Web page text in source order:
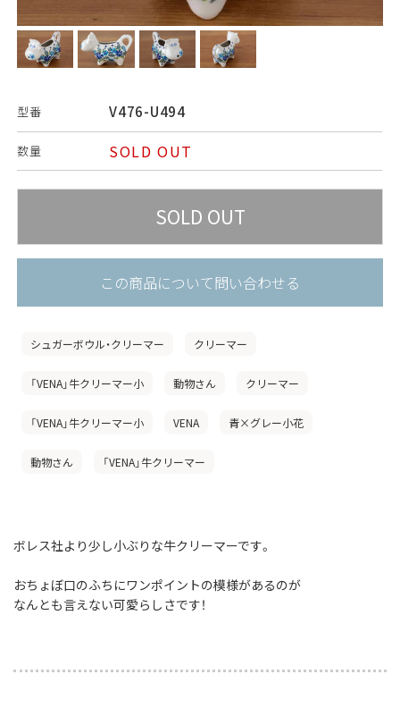
型番 V476-U494
数量 SOLD OUT
この商品について問い合わせる
シュガーボウル・クリーマー クリーマー
「VENA」牛クリーマー小 動物さん クリーマー
「VENA」牛クリーマー小 VENA 青×グレー小花
動物さん 「VENA」牛クリーマー
ボレス社より少し小ぶりな牛クリーマーです。
おちょぼ口のふちにワンポイントの模様があるのが
なんとも言えない可愛らしさです！